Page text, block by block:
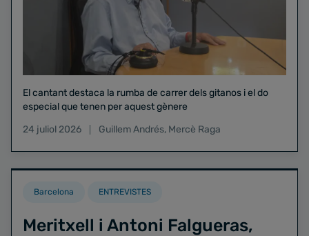
El cantant destaca la rumba de carrer dels gitanos i el do
especial que tenen per aquest gènere
24 juliol 2026
Guillem Andrés, Mercè Raga
Barcelona ENTREVISTES
Meritxell i Antoni Falgueras,